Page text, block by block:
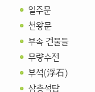
일주문
천왕문
부속 건물들
무량수전
부석(浮石)
삼층석탑